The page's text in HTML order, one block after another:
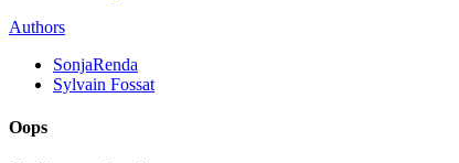
Authors
SonjaRenda
Sylvain Fossat
Oops